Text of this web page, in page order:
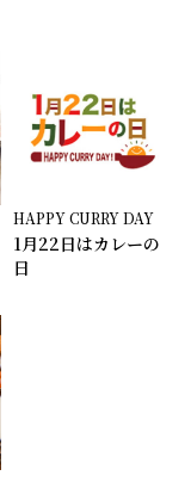
HAPPY CURRY DAY
1月22日はカレーの
日